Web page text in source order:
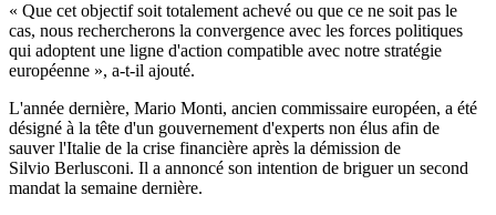
« Que cet objectif soit totalement achevé ou que ce ne soit pas le
cas, nous rechercherons la convergence avec les forces politiques
qui adoptent une ligne d'action compatible avec notre stratégie
européenne », a-t-il ajouté.
L'année dernière, Mario Monti, ancien commissaire européen, a été
désigné à la tête d'un gouvernement d'experts non élus afin de
sauver l'Italie de la crise financière après la démission de
Silvio Berlusconi. Il a annoncé son intention de briguer un second
mandat la semaine dernière.